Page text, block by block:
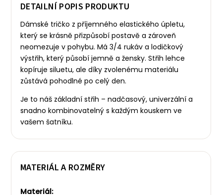
DETAILNÍ POPIS PRODUKTU
Dámské tričko z příjemného elastického úpletu,
který se krásně přizpůsobí postavě a zároveň
neomezuje v pohybu. Má 3/4 rukáv a lodičkový
výstřih, který působí jemně a žensky. Střih lehce
kopíruje siluetu, ale díky zvolenému materiálu
zůstává pohodlné po celý den.
Je to náš základní střih – nadčasový, univerzální a
snadno kombinovatelný s každým kouskem ve
vašem šatníku.
MATERIÁL A ROZMĚRY
Materiál: